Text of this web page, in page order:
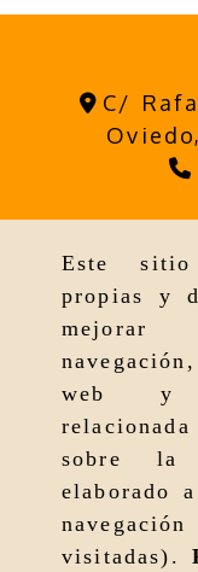
Este
propias y
web y
sobre
elaborado
visitadas).
C/